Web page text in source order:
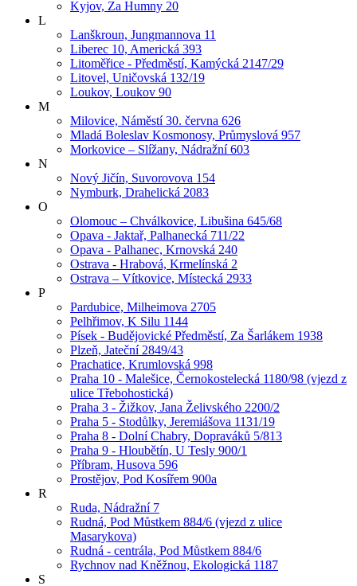
Kyjov, Za Humny 20
L
Lanškroun, Jungmannova 11
Liberec 10, Americká 393
Litoměřice - Předměstí, Kamýcká 2147/29
Litovel, Uničovská 132/19
Loukov, Loukov 90
M
Milovice, Náměstí 30. června 626
Mladá Boleslav Kosmonosy, Průmyslová 957
Morkovice – Slížany, Nádražní 603
N
Nový Jičín, Suvorovova 154
Nymburk, Drahelická 2083
O
Olomouc – Chválkovice, Libušina 645/68
Opava - Jaktař, Palhanecká 711/22
Opava - Palhanec, Krnovská 240
Ostrava - Hrabová, Krmelínská 2
Ostrava – Vítkovice, Místecká 2933
P
Pardubice, Milheimova 2705
Pelhřimov, K Silu 1144
Písek - Budějovické Předměstí, Za Šarlákem 1938
Plzeň, Jateční 2849/43
Prachatice, Krumlovská 998
Praha 10 - Malešice, Černokostelecká 1180/98 (vjezd z
ulice Třebohostická)
Praha 3 - Žižkov, Jana Želivského 2200/2
Praha 5 - Stodůlky, Jeremiášova 1131/19
Praha 8 - Dolní Chabry, Dopraváků 5/813
Praha 9 - Hloubětín, U Tesly 900/1
Příbram, Husova 596
Prostějov, Pod Kosířem 900a
R
Ruda, Nádražní 7
Rudná, Pod Můstkem 884/6 (vjezd z ulice
Masarykova)
Rudná - centrála, Pod Můstkem 884/6
Rychnov nad Kněžnou, Ekologická 1187
S